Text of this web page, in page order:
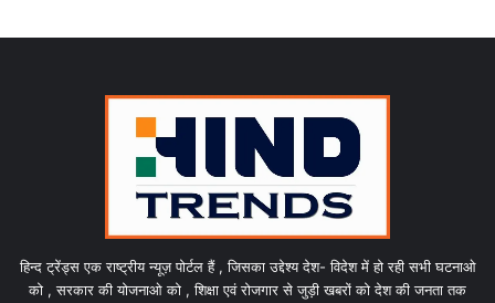
हिन्द ट्रेंड्स एक राष्ट्रीय न्यूज़ पोर्टल हैं , जिसका उद्देश्य देश- विदेश में हो रही सभी घटनाओ
को , सरकार की योजनाओ को , शिक्षा एवं रोजगार से जुड़ी खबरों को देश की जनता तक